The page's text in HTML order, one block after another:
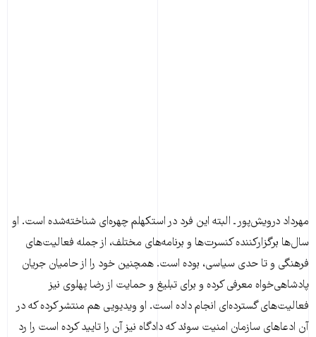
مهرداد درویش‌پور ـ البته این فرد در استکهلم چهره‌ای شناخته‌شده است. او
سال‌ها برگزارکننده کنسرت‌ها و برنامه‌های مختلف، از جمله فعالیت‌های
فرهنگی و تا حدی سیاسی، بوده است. همچنین خود را از حامیان جریان
پادشاهی‌خواه معرفی کرده و برای تبلیغ و حمایت از رضا پهلوی نیز
فعالیت‌های گسترده‌ای انجام داده است. او ویدیویی هم منتشر کرده که در
آن ادعاهای سازمان امنیت سوئد که دادگاه نیز آن را تایید کرده است را رد